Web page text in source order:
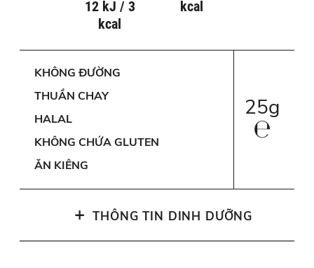
12 kJ / 3
kcal
kcal
KHÔNG ĐƯỜNG
THUẦN CHAY
HALAL
KHÔNG CHỨA GLUTEN
ĂN KIÊNG
25g
℮
+ THÔNG TIN DINH DƯỠNG